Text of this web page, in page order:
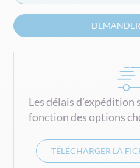
Les délais d'expédition
fonction des options
TÉLÉCHARGER LA